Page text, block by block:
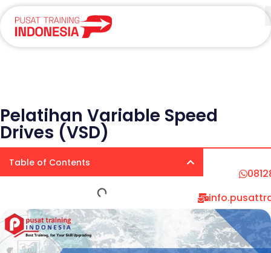
Pelatihan Variable Speed
Drives (VSD)
Table of Contents